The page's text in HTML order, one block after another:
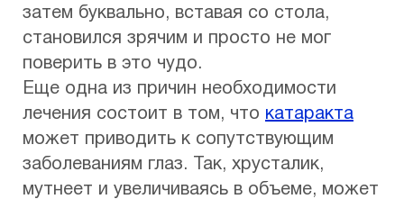
затем буквально, вставая со стола,
становился зрячим и просто не мог
поверить в это чудо.
Еще одна из причин необходимости
лечения состоит в том, что катаракта
может приводить к сопутствующим
заболеваниям глаз. Так, хрусталик,
мутнеет и увеличиваясь в объеме, может